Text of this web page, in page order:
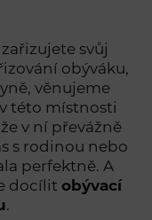
svůj
obýváku,
věnujeme
této místnosti
v ní převážně
s rodinou nebo
perfektně. A
docílit obývací
.